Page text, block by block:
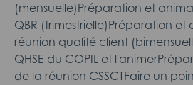
(mensuelle)Préparation et
QBR (trimestrielle)Préparation
réunion qualité client
QHSE du COPIL et
de la réunion CSSCTFaire un